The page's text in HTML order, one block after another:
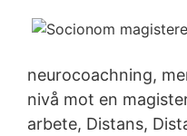
neurocoachning,
nivå mot en
arbete, Distans,